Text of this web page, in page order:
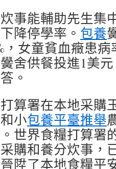
事能輔助先生集
降停學率。 包養
，女童貧血癥患
舍供餐投進1美
。
算署在本地采購
小包養平臺推舉
世界食糧打算署
購和養分炊事，
陞了本地食糧平